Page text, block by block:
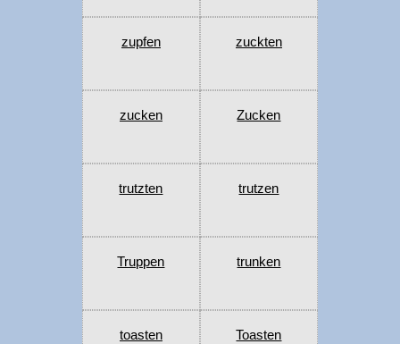
zupfen zuckten
zucken Zucken
trutzten trutzen
Truppen trunken
toasten Toasten